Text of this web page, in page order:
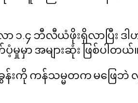
.၄ ဘီလီယံဖိုးရှိလာပြီး ဒါ
ာ အများဆုံး ဖြစ်ပါတယ်။
းကို ကန်သမ္မတက မဖြေ